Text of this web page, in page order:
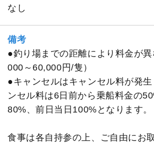
なし
備考
●釣り場までの距離により料金が
000～60,000円/隻）
●キャンセルはキャンセル料が発
ンセル料は6日前から乗船料金の
80%、前日当日100%となります。
食事は各自持参の上、ご自由にお